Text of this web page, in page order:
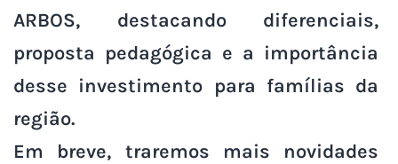
ARBOS, destacando diferenciais,
proposta pedagógica e a importância
desse investimento para famílias da
região.
Em breve, traremos mais novidades